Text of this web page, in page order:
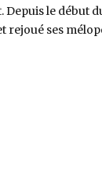
le début
rejoué ses